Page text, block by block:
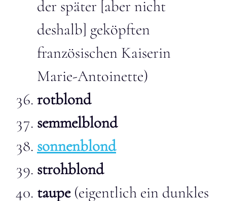
der später [aber nicht
deshalb] geköpften
französischen Kaiserin
Marie-Antoinette)
rotblond
semmelblond
sonnenblond
strohblond
taupe(eigentlich ein dunkles